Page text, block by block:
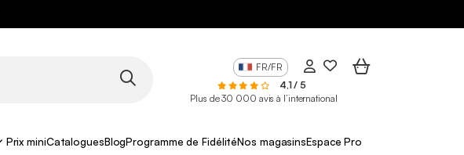
FR/FR
4,1 / 5
Plus de 30 000 avis à l’international
Prix miniCataloguesBlogProgramme de FidélitéNos magasinsEspace Pro